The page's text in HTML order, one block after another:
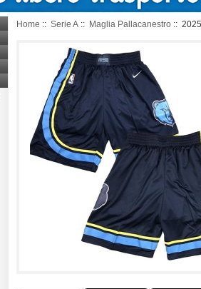
Home :: Serie A :: Maglia Pallacanestro ::